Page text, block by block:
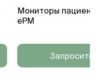
Мониторы
ePM
Запросить